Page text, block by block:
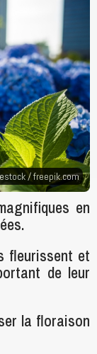
/freepik.com
en
fleurissent et
de leur
la floraison